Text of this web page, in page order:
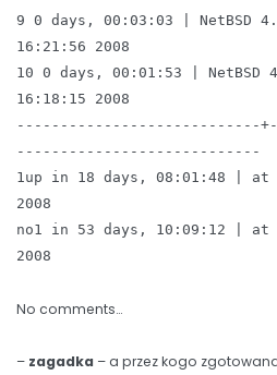
9 0 days, 00:03:03 | NetBSD
16:21:56 2008
10 0 days, 00:01:53 | NetBSD
16:18:15 2008
----------------------------
----------------------------
1up in 18 days, 08:01:48 | at
2008
no1 in 53 days, 10:09:12 | at
2008
No comments…
– zagadka – a przez kogo